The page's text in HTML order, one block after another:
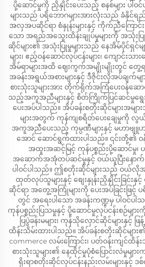
ပို့ဆောင်မှုကို ညှိနှိုင်းပေးသည့် စနစ်များ ပါ
များသည် ပရိဘောဂများအားလုံးသည် ခံနိုင်ရ
အလှအပဆိုင်ရာ စံနှုန်းများနှင့် ကိုက်ညီကြောင်း
သော အရည်အသွေးထိန်းချုပ်မှုများကို အသုံးပ
ဆိုင်များ၏ အသုံးပြုမှုများသည် နေအိမ်ပိုင်ရှင်မျ
များ၊ ဧည့်ဝန်ဆောင်လုပ်ငန်းများ၊ ကျောင်းသာ
အိမ်ရာများအထိ ဈေးကွက်အမျိုးမျိုးတွင် တွေ့ရ
အခန်းအရွယ်အစားများနှင့် ဒီဇိုင်းလိုအပ်ချက်မ
စားသုံးသူများအား တိုက်ရိုက်အကြံပေးဝန်ဆောင်မှု
သည့်အကူအညီများနှင့် စိတ်ကြိုက်ပြင်ဆင်မှုရွေး
ပေးအပ်ပါသည်။ အိပ်ခန်းစတိုးဆိုင်များအမျာ
များအတွက် ကုန်ကျစရိတ်ပေးချေမှုကို လွ
အကူအညီပေးသည့် ကုမ္ပဏီများနှင့် မဟာဗျူဟ
အောင် ဆောင်ရွက်ထားပါသည်။ ၎င်းတို့၏ ဝ
အထူးအဆင့်မြင့် ကုန်ပစ္စည်းပို့ဆောင်မှု၊
အဆောက်အအုံတပ်ဆင်မှုနှင့် ဝယ်ယူပြီးနောက် ပံ့
ပါဝင်ပါသည်။ ဤစတိုးဆိုင်များသည် ဝယ်လိုအာ
ထုတ်လုပ်သူများနှင့် စျေးနှုန်းညှိနှိုင်းခြင်း
ဆိုင်ရာ အတွေ့အကြုံများကို ပေးအပ်ခြင်းဖြင့် ပ
တွင် အရေးပါသော အခန်းကဏ္ဍမှ ပါဝင်ပ
ကုန်ပစ္စည်းပြသမှုနှင့် ပို့ဆောင်မှုလုပ်ငန်းစဉ်မ
ပြပွဲခန်းမများ၊ ကုန်သိုလှောင်ဆိုင်များနှင့် ဖြ
ထိန်းသိမ်းထားပါသည်။ အိပ်ခန်းစတိုးဆိုင်မျာ
commerce လမ်းကြောင်း၊ ပတ်ဝန်းကျင်ထိန်းသိ
စားသုံးသူများ၏ နေထိုင်မှုပုံစံပြောင်းလဲမှုမျ
ရိုးရာစတိုးဆိုင်လုပ်ငန်းနည်းလမ်းများနှင့် ဒ